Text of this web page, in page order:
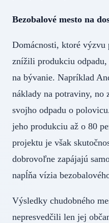
Bezobalové mesto na
Domácnosti, ktoré
znížili produkciu
na bývanie. Napríklad
náklady na potraviny, no
svojho odpadu o
jeho produkciu až o 80
projektu je však
dobrovoľne zapájajú
napĺňa vízia
Výsledky chudobného
nepresvedčili len jej